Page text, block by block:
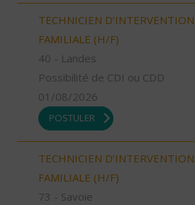
TECHNICIEN
FAMILIALE (H/F)
40 - Landes
Possibilité de CDI ou CDD
01/08/2026
POSTULER
TECHNICIEN
FAMILIALE (H/F)
73 - Savoie